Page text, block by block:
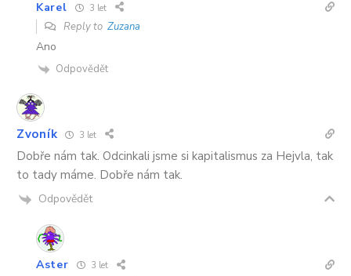
Karel 3 let
Reply to Zuzana
Ano
Odpovědět
Zvoník 3 let
Dobře nám tak. Odcinkali jsme si kapitalismus za Hejvla, tak
to tady máme. Dobře nám tak.
Odpovědět
Aster 3 let